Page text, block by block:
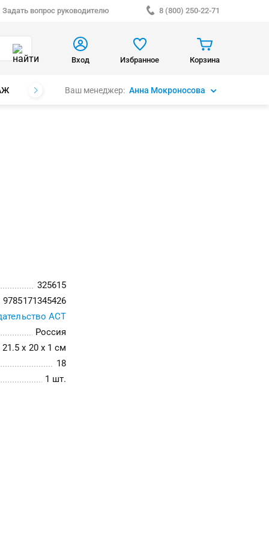
Задать вопрос руководителю 8 (800) 250-22-71
Вход Избранное Корзина
БРЕНДЫВаш менеджер: Анна Мокроносова
325615
9785171345426
АСТ
Россия
21.5 x 20 x 1 см
18
1 шт.